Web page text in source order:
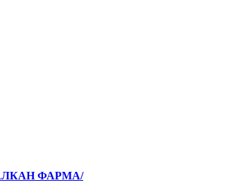
ФАРМА/